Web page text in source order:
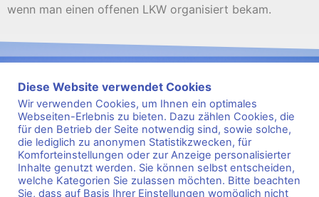
wenn man einen offenen LKW organisiert bekam.
Kontakt Impressum DatenschutzFAQ
Sportarten Kurse
Diese Website verwendet Cookies
Wir verwenden Cookies, um Ihnen ein optimales
Webseiten-Erlebnis zu bieten. Dazu zählen Cookies, die
für den Betrieb der Seite notwendig sind, sowie solche,
die lediglich zu anonymen Statistikzwecken, für
Komforteinstellungen oder zur Anzeige personalisierter
Inhalte genutzt werden. Sie können selbst entscheiden,
welche Kategorien Sie zulassen möchten. Bitte beachten
Sie, dass auf Basis Ihrer Einstellungen womöglich nicht